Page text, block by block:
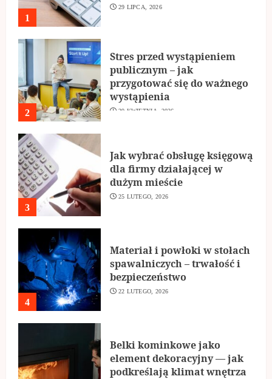
1
29 LIPCA, 2026
2
Stres przed wystąpieniem
publicznym – jak
przygotować się do ważnego
wystąpienia
29 KWIETNIA, 2026
3
Jak wybrać obsługę księgową
dla firmy działającej w
dużym mieście
25 LUTEGO, 2026
4
Materiał i powłoki w stołach
spawalniczych – trwałość i
bezpieczeństwo
22 LUTEGO, 2026
Belki kominkowe jako
element dekoracyjny — jak
podkreślają klimat wnętrza